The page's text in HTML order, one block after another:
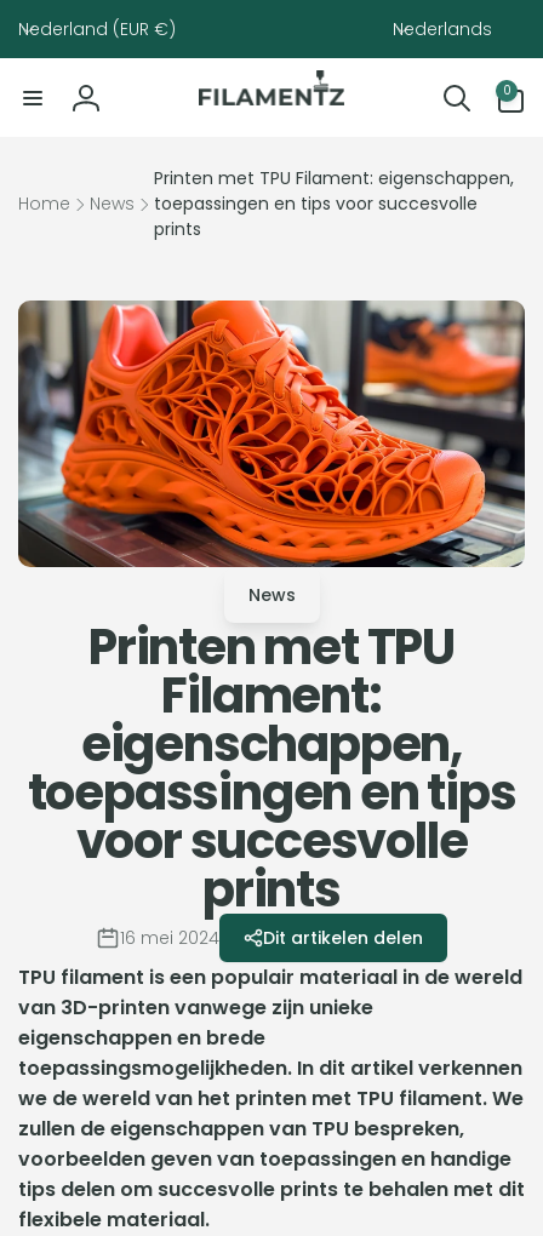
naar de
Nederland (EUR €) Nederlands
Inloggen
0
artikelen
Home News
Printen met TPU Filament: eigenschappen,
toepassingen en tips voor succesvolle
prints
News
Printen met TPU
Filament:
eigenschappen,
toepassingen en tips
voor succesvolle
prints
16 mei 2024 Dit artikelen delen
TPU filament is een populair materiaal in de wereld
van 3D-printen vanwege zijn unieke
eigenschappen en brede
toepassingsmogelijkheden. In dit artikel verkennen
we de wereld van het printen met TPU filament. We
zullen de eigenschappen van TPU bespreken,
voorbeelden geven van toepassingen en handige
tips delen om succesvolle prints te behalen met dit
flexibele materiaal.